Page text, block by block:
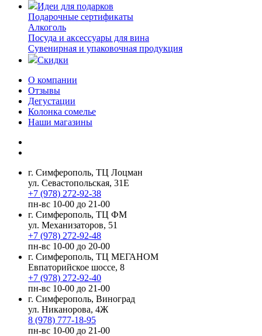
Идеи для подарков
Подарочные сертификаты
Алкоголь
Посуда и аксессуары для вина
Сувенирная и упаковочная продукция
Скидки
О компании
Отзывы
Дегустации
Колонка сомелье
Наши магазины
г. Симферополь, ТЦ Лоцман
ул. Севастопольская, 31Е
+7 (978) 272-92-38
пн-вс 10-00 до 21-00
г. Симферополь, ТЦ ФМ
ул. Механизаторов, 51
+7 (978) 272-92-48
пн-вс 10-00 до 20-00
г. Симферополь, ТЦ МЕГАНОМ
Евпаторийское шоссе, 8
+7 (978) 272-92-40
пн-вс 10-00 до 21-00
г. Симферополь, Виноград
ул. Никанорова, 4Ж
8 (978) 777-18-95
пн-вс 10-00 до 21-00